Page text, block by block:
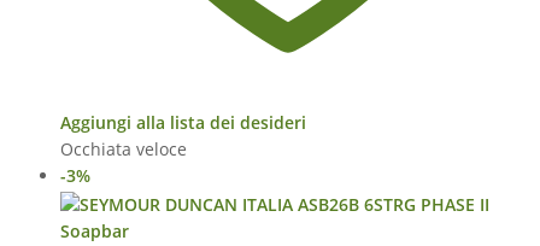
Aggiungi alla lista dei desideri
Occhiata veloce
-3%
Soapbar